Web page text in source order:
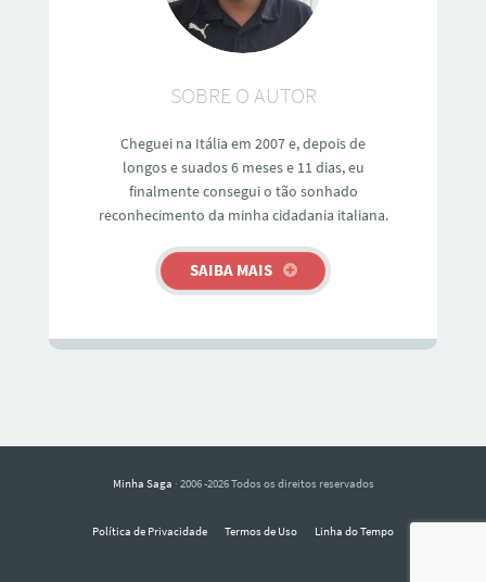
SOBRE O AUTOR
Cheguei na Itália em 2007 e, depois de
longos e suados 6 meses e 11 dias, eu
finalmente consegui o tão sonhado
reconhecimento da minha cidadania italiana.
SAIBA MAIS
Minha Saga · 2006 -2026 Todos os direitos reservados
Política de Privacidade Termos de Uso Linha do Tempo